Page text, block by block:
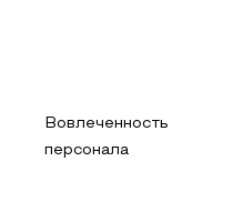
Вовлеченность
персонала